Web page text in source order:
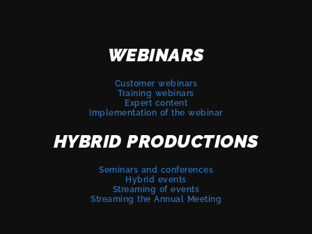
WEBINARS
Customer webinars
Training webinars
Expert content
Implementation of the webinar
HYBRID PRODUCTIONS
Seminars and conferences
Hybrid events
Streaming of events
Streaming the Annual Meeting